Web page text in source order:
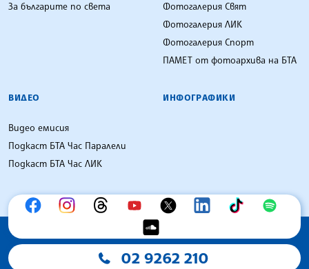
За българите по света
Фотогалерия Свят
Фотогалерия ЛИК
Фотогалерия Спорт
ПАМЕТ от фотоархива на БТА
ВИДЕО
Видео емисия
Подкаст БТА Час Паралели
Подкаст БТА Час ЛИК
ИНФОГРАФИКИ
02 9262 210